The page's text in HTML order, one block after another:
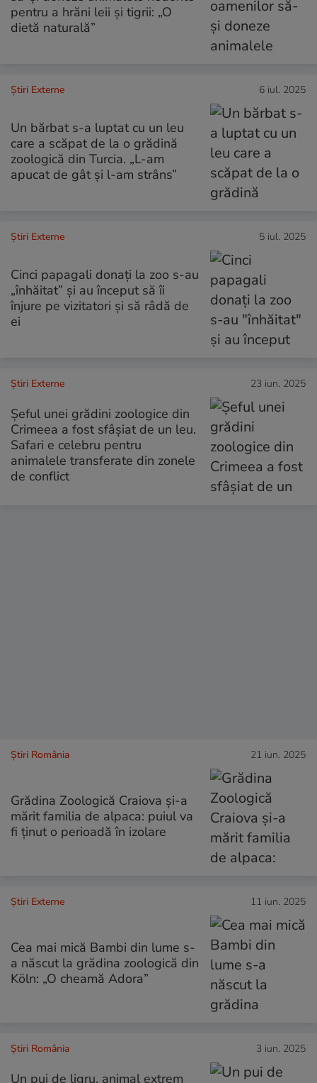
pentru a hrăni leii și tigrii: „O
dietă naturală”
Știri Externe 6 iul. 2025
Un bărbat s-a luptat cu un leu
care a scăpat de la o grădină
zoologică din Turcia. „L-am
apucat de gât și l-am strâns”
Știri Externe 5 iul. 2025
Cinci papagali donați la zoo s-au
„înhăitat” și au început să îi
înjure pe vizitatori și să râdă de
ei
Știri Externe 23 iun. 2025
Șeful unei grădini zoologice din
Crimeea a fost sfâșiat de un leu.
Safari e celebru pentru
animalele transferate din zonele
de conflict
Știri România 21 iun. 2025
Grădina Zoologică Craiova și-a
mărit familia de alpaca: puiul va
fi ținut o perioadă în izolare
Știri Externe 11 iun. 2025
Cea mai mică Bambi din lume s-
a născut la grădina zoologică din
Köln: „O cheamă Adora”
Știri România 3 iun. 2025
Un pui de ligru, animal extrem